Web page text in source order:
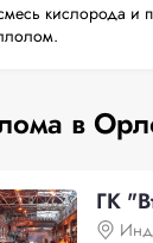
кислорода и
в
ГК